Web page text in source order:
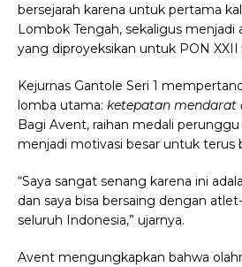
bersejarah karena untuk pertama
Lombok Tengah, sekaligus menjadi
yang diproyeksikan untuk PON
Kejurnas Gantole Seri 1
lomba utama: ketepatan mendarat
Bagi Avent, raihan medali perunggu
menjadi motivasi besar untuk terus
“Saya sangat senang karena ini
dan saya bisa bersaing dengan
seluruh Indonesia,” ujarnya.
Avent mengungkapkan bahwa